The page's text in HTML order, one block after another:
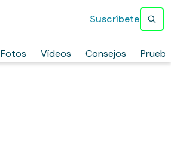
Fotos Vídeos Consejos
Suscríbete